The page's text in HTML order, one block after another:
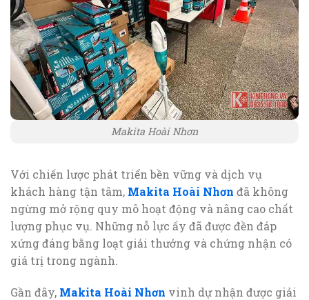
Makita Hoài Nhơn
Với chiến lược phát triển bền vững và dịch vụ
khách hàng tận tâm, Makita Hoài Nhơn đã không
ngừng mở rộng quy mô hoạt động và nâng cao chất
lượng phục vụ. Những nỗ lực ấy đã được đền đáp
xứng đáng bằng loạt giải thưởng và chứng nhận có
giá trị trong ngành.
Gần đây, Makita Hoài Nhơn vinh dự nhận được giải